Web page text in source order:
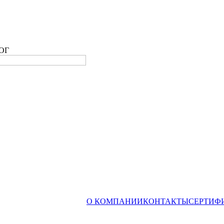
О КОМПАНИИКОНТАКТЫ